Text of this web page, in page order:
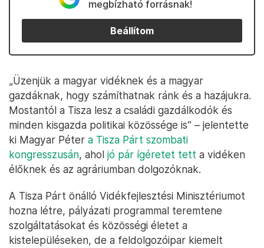
megbízható forrásnak!
Beállítom
„Üzenjük a magyar vidéknek és a magyar
gazdáknak, hogy számíthatnak ránk és a hazájukra.
Mostantól a Tisza lesz a családi gazdálkodók és
minden kisgazda politikai közössége is” – jelentette
ki Magyar Péter a Tisza Párt szombati
kongresszusán, ahol jó pár ígéretet tett a vidéken
élőknek és az agráriumban dolgozóknak.
A Tisza Párt önálló Vidékfejlesztési Minisztériumot
hozna létre, pályázati programmal teremtene
szolgáltatásokat és közösségi életet a
kistelepüléseken, de a feldolgozóipar kiemelt